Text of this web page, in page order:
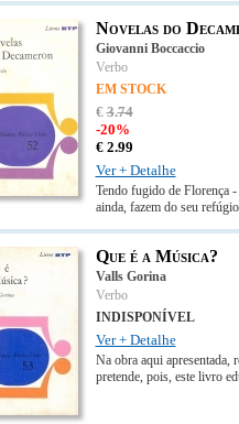
Novelas do
Giovanni Boccaccio
Verbo
EM STOCK
€3.74
-20%
€ 2.99
Ver + Detalhe
Tendo fugido de Florença -
ainda, fazem do seu
Que é a Música?
Valls Gorina
Verbo
INDISPONÍVEL
Ver + Detalhe
Na obra aqui apresentada,
pretende, pois, este livro